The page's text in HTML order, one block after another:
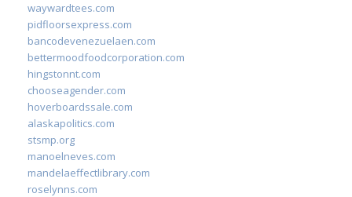
waywardtees.com
pidfloorsexpress.com
bancodevenezuelaen.com
bettermoodfoodcorporation.com
hingstonnt.com
chooseagender.com
hoverboardssale.com
alaskapolitics.com
stsmp.org
manoelneves.com
mandelaeffectlibrary.com
roselynns.com